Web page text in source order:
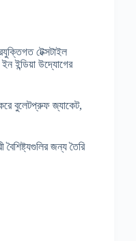
টেক্সটাইল
ইন্ডিয়া উদ্যোগের
করে বুলেটপ্রুফ জ্যাকেট,
বৈশিষ্ট্যগুলির জন্য তৈরি